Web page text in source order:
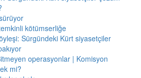
kötümserliğe
Sürgündeki Kürt siyasetçiler
operasyonlar | Komisyon
mi?